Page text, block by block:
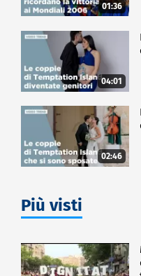
01:36
04:01
02:46
Più visti